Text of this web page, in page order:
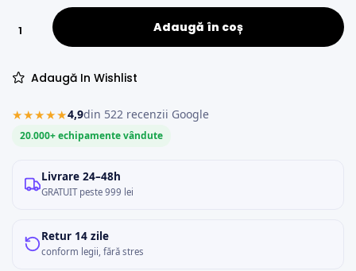
Adaugă în coș
Adaugă In Wishlist
★★★★★4,9din 522 recenzii Google
20.000+ echipamente vândute
Livrare 24–48h
GRATUIT peste 999 lei
Retur 14 zile
conform legii, fără stres